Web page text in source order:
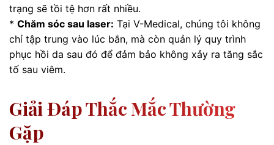
trạng sẽ tồi tệ hơn rất nhiều.
* Chăm sóc sau laser: Tại V-Medical, chúng tôi không
chỉ tập trung vào lúc bắn, mà còn quản lý quy trình
phục hồi da sau đó để đảm bảo không xảy ra tăng sắc
tố sau viêm.
Giải Đáp Thắc Mắc Thường
Gặp